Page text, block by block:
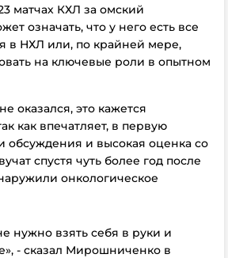
матчах КХЛ за омский
означать, что у него есть все
в НХЛ или, по крайней мере,
на ключевые роли в опытном
оказался, это кажется
как впечатляет, в первую
обсуждения и высокая оценка со
спустя чуть более год после
онкологическое
нужно взять себя в руки и
- сказал Мирошниченко в